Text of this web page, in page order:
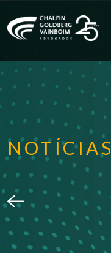
NOTÍCIAS